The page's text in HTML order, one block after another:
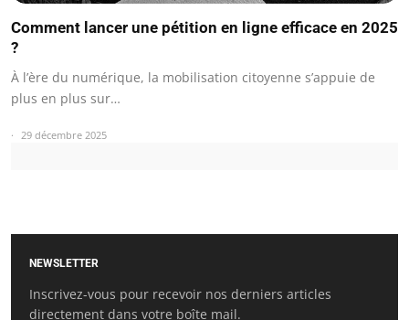
Comment lancer une pétition en ligne efficace en 2025
?
À l’ère du numérique, la mobilisation citoyenne s’appuie de
plus en plus sur…
29 décembre 2025
NEWSLETTER
Inscrivez-vous pour recevoir nos derniers articles
directement dans votre boîte mail.